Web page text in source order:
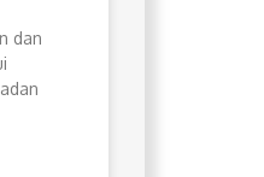
dan